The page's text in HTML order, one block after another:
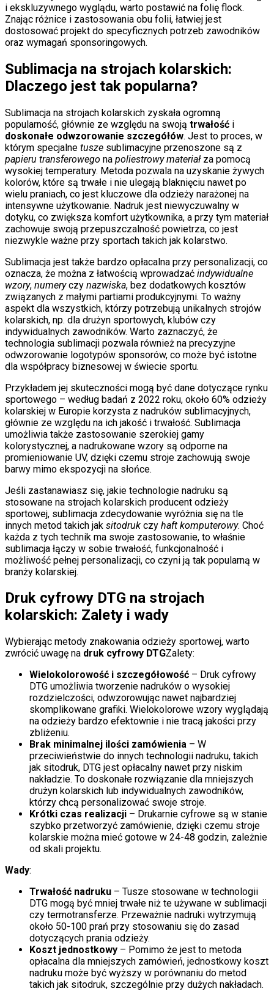
i ekskluzywnego wyglądu, warto postawić na folię flock.
Znając różnice i zastosowania obu folii, łatwiej jest
dostosować projekt do specyficznych potrzeb zawodników
oraz wymagań sponsoringowych.
Sublimacja na strojach kolarskich:
Dlaczego jest tak popularna?
Sublimacja na strojach kolarskich zyskała ogromną
popularność, głównie ze względu na swoją trwałość i
doskonałe odwzorowanie szczegółów. Jest to proces, w
którym specjalne tusze sublimacyjne przenoszone są z
papieru transferowego na poliestrowy materiałza pomocą
wysokiej temperatury. Metoda pozwala na uzyskanie żywych
kolorów, które są trwałe i nie ulegają blaknięciu nawet po
wielu praniach, co jest kluczowe dla odzieży narażonej na
intensywne użytkowanie. Nadruk jest niewyczuwalny w
dotyku, co zwiększa komfort użytkownika, a przy tym materiał
zachowuje swoją przepuszczalność powietrza, co jest
niezwykle ważne przy sportach takich jak kolarstwo.
Sublimacja jest także bardzo opłacalna przy personalizacji, co
oznacza, że można z łatwością wprowadzać indywidualne
wzory, numeryczy nazwiska, bez dodatkowych kosztów
związanych z małymi partiami produkcyjnymi. To ważny
aspekt dla wszystkich, którzy potrzebują unikalnych strojów
kolarskich, np. dla drużyn sportowych, klubów czy
indywidualnych zawodników. Warto zaznaczyć, że
technologia sublimacji pozwala również na precyzyjne
odwzorowanie logotypów sponsorów, co może być istotne
dla współpracy biznesowej w świecie sportu.
Przykładem jej skuteczności mogą być dane dotyczące rynku
sportowego – według badań z 2022 roku, około 60% odzieży
kolarskiej w Europie korzysta z nadruków sublimacyjnych,
głównie ze względu na ich jakość i trwałość. Sublimacja
umożliwia także zastosowanie szerokiej gamy
kolorystycznej, a nadrukowane wzory są odporne na
promieniowanie UV, dzięki czemu stroje zachowują swoje
barwy mimo ekspozycji na słońce.
Jeśli zastanawiasz się, jakie technologie nadruku są
stosowane na strojach kolarskich producent odzieży
sportowej, sublimacja zdecydowanie wyróżnia się na tle
innych metod takich jak sitodruk czy haft komputerowy. Choć
każda z tych technik ma swoje zastosowanie, to właśnie
sublimacja łączy w sobie trwałość, funkcjonalność i
możliwość pełnej personalizacji, co czyni ją tak popularną w
branży kolarskiej.
Druk cyfrowy DTG na strojach
kolarskich: Zalety i wady
Wybierając metody znakowania odzieży sportowej, warto
zwrócić uwagę na druk cyfrowy DTGZalety:
Wielokolorowość i szczegółowość – Druk cyfrowy
DTG umożliwia tworzenie nadruków o wysokiej
rozdzielczości, odwzorowując nawet najbardziej
skomplikowane grafiki. Wielokolorowe wzory wyglądają
na odzieży bardzo efektownie i nie tracą jakości przy
zbliżeniu.
Brak minimalnej ilości zamówienia – W
przeciwieństwie do innych technologii nadruku, takich
jak sitodruk, DTG jest opłacalny nawet przy niskim
nakładzie. To doskonałe rozwiązanie dla mniejszych
drużyn kolarskich lub indywidualnych zawodników,
którzy chcą personalizować swoje stroje.
Krótki czas realizacji – Drukarnie cyfrowe są w stanie
szybko przetworzyć zamówienie, dzięki czemu stroje
kolarskie można mieć gotowe w 24-48 godzin, zależnie
od skali projektu.
Wady:
Trwałość nadruku – Tusze stosowane w technologii
DTG mogą być mniej trwałe niż te używane w sublimacji
czy termotransferze. Przeważnie nadruki wytrzymują
około 50-100 prań przy stosowaniu się do zasad
dotyczących prania odzieży.
Koszt jednostkowy – Pomimo że jest to metoda
opłacalna dla mniejszych zamówień, jednostkowy koszt
nadruku może być wyższy w porównaniu do metod
takich jak sitodruk, szczególnie przy dużych nakładach.